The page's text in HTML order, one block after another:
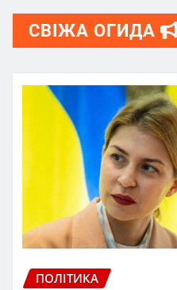
СВІЖА ОГИДА
ПОЛІТИКА